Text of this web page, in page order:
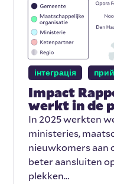
інтеграція
Impact
werkt in de
In 2025 werkten
ministeries,
nieuwkomers aan
beter aansluiten
plekken…